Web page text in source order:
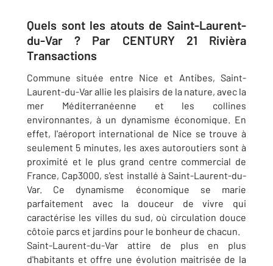
Quels sont les atouts de Saint-Laurent-
du-Var ? Par CENTURY 21 Rivièra
Transactions
Commune située entre Nice et Antibes, Saint-
Laurent-du-Var allie les plaisirs de la nature, avec la
mer Méditerranéenne et les collines
environnantes, à un dynamisme économique. En
effet, l'aéroport international de Nice se trouve à
seulement 5 minutes, les axes autoroutiers sont à
proximité et le plus grand centre commercial de
France, Cap3000, s'est installé à Saint-Laurent-du-
Var. Ce dynamisme économique se marie
parfaitement avec la douceur de vivre qui
caractérise les villes du sud, où circulation douce
côtoie parcs et jardins pour le bonheur de chacun.
Saint-Laurent-du-Var attire de plus en plus
d'habitants et offre une évolution maitrisée de la